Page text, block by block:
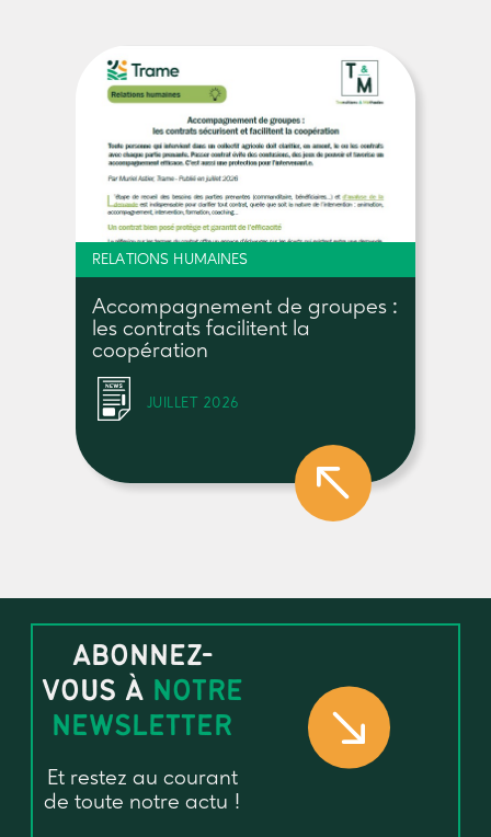
RELATIONS HUMAINES
Accompagnement de groupes :
les contrats facilitent la
coopération
JUILLET 2026
ABONNEZ-
VOUS À NOTRE
NEWSLETTER
Et restez au courant
de toute notre actu !